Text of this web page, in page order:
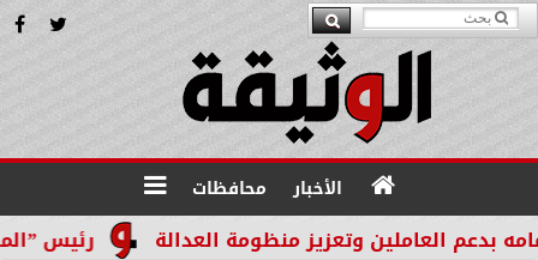
الأخبار محافظات
رئيس ”المحمدي ستيل”: 85% من مبيعاتنا أونلاين.. والشفافية سلاحنا وتعزيز منظومة العدالة